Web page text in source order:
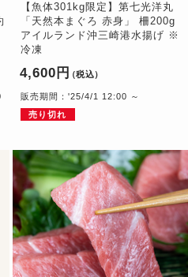
【魚体301kg限定】第七光洋丸
「天然本まぐろ 赤身」 柵200g
アイルランド沖三崎港水揚げ ※
冷凍
4,600円 （税込）
販売期間：'25/4/1 12:00 ～
売り切れ